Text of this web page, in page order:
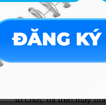
Bộ Quốc phòng chính
đánh giá năng lực
vào các trường quân
tổ chức thi trên máy